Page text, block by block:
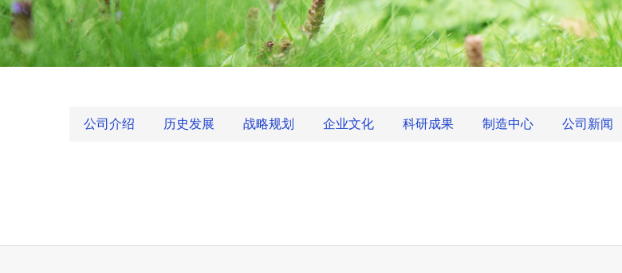
公司介绍 历史发展 战略规划 企业文化 科研成果 制造中心 公司新闻